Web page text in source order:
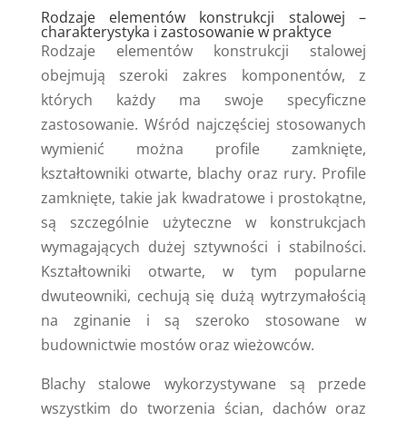
Rodzaje elementów konstrukcji stalowej –
charakterystyka i zastosowanie w praktyce
Rodzaje elementów konstrukcji stalowej
obejmują szeroki zakres komponentów, z
których każdy ma swoje specyficzne
zastosowanie. Wśród najczęściej stosowanych
wymienić można profile zamknięte,
kształtowniki otwarte, blachy oraz rury. Profile
zamknięte, takie jak kwadratowe i prostokątne,
są szczególnie użyteczne w konstrukcjach
wymagających dużej sztywności i stabilności.
Kształtowniki otwarte, w tym popularne
dwuteowniki, cechują się dużą wytrzymałością
na zginanie i są szeroko stosowane w
budownictwie mostów oraz wieżowców.
Blachy stalowe wykorzystywane są przede
wszystkim do tworzenia ścian, dachów oraz